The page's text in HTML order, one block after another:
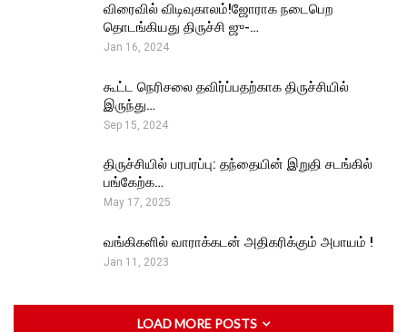
விரைவில் விடிவுகாலம்!ஜோராக நடைபெற
தொடங்கியது திருச்சி ஜு-…
Jan 16, 2024
கூட்ட நெரிசலை தவிர்ப்பதற்காக திருச்சியில்
இருந்து…
Sep 15, 2024
திருச்சியில் பரபரப்பு: தந்தையின் இறுதி சடங்கில்
பங்கேற்க…
May 17, 2025
வங்கிகளில் வாராக்கடன் அதிகரிக்கும் அபாயம் !
Jan 11, 2023
LOAD MORE POSTS